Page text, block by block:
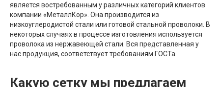
является востребованным у различных категорий клиентов
компании «МеталлКор». Она производится из
низкоуглеродистой стали или готовой стальной проволоки. В
некоторых случаях в процессе изготовления используется
проволока из нержавеющей стали. Вся представленная у
нас продукция, соответствует требованиям ГОСТа.
Какую сетку мы предлагаем